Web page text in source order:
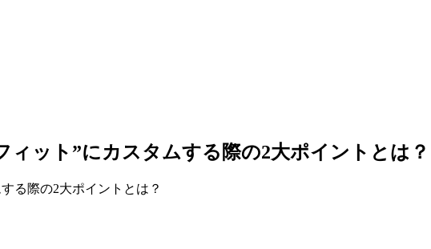
ット”にカスタムする際の2大ポイントとは？
る際の2大ポイントとは？